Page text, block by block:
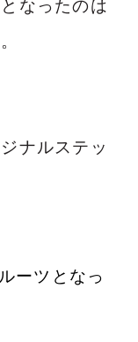
なったのは
ナルステッ
ーツとなっ